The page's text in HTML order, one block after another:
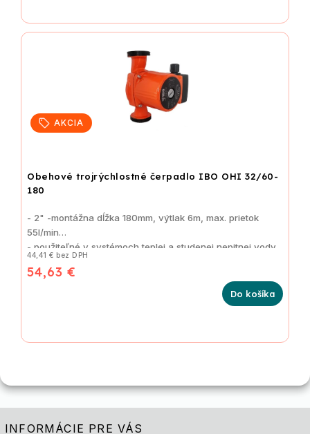
AKCIA
Obehové trojrýchlostné čerpadlo IBO OHI 32/60-
180
44,41 € bez DPH
54,63 €
Do košíka
- 2" -montážna dĺžka 180mm, výtlak 6m, max. prietok
55l/min
- použiteľné v systémoch teplej a studenej nepitnej vody
INFORMÁCIE PRE VÁS